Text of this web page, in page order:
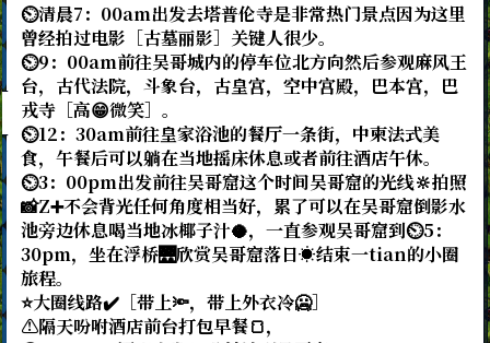
⏲️清晨7：00am出发去塔普伦寺是非常热门景点因为这里
曾经拍过电影［古墓丽影］关键人很少。
⏲️9：00am前往吴哥城内的停车位北方向然后参观麻风王
台，古代法院，斗象台，古皇宫，空中宫殿，巴本宫，巴
戎寺［高😁微笑］。
⏲️12：30am前往皇家浴池的餐厅一条街，中柬法式美
食，午餐后可以躺在当地摇床休息或者前往酒店午休。
⏲️3：00pm出发前往吴哥窟这个时间吴哥窟的光线🔆拍照
📸Z➕不会背光任何角度相当好，累了可以在吴哥窟倒影水
池旁边休息喝当地冰椰子汁🥥，一直参观吴哥窟到⏲️5：
30pm，坐在浮桥🌉欣赏吴哥窟落日☀️结束一tian的小圈
旅程。
⭐大圈线路✔️［带上🔦，带上外衣冷🥶］
⚠️隔天吩咐酒店前台打包早餐🍞，